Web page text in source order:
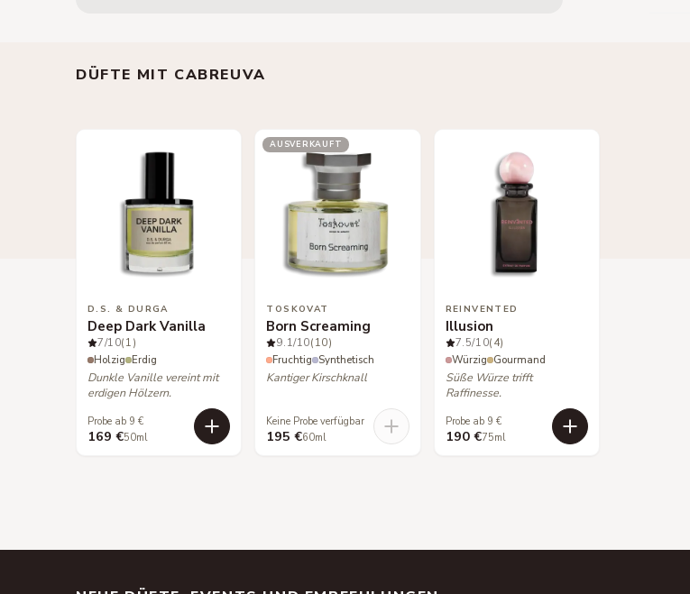
DÜFTE MIT CABREUVA
D.S. & DURGA
Deep Dark Vanilla
7/10(1)
Holzig Erdig
Dunkle Vanille vereint mit
erdigen Hölzern.
Probe ab 9 €
169 €50ml
AUSVERKAUFT
TOSKOVAT
Born Screaming
9.1/10(10)
Fruchtig Synthetisch
Kantiger Kirschknall
Keine Probe verfügbar
195 €60ml
REINVENTED
Illusion
7.5/10(4)
Würzig Gourmand
Süße Würze trifft
Raffinesse.
Probe ab 9 €
190 €75ml